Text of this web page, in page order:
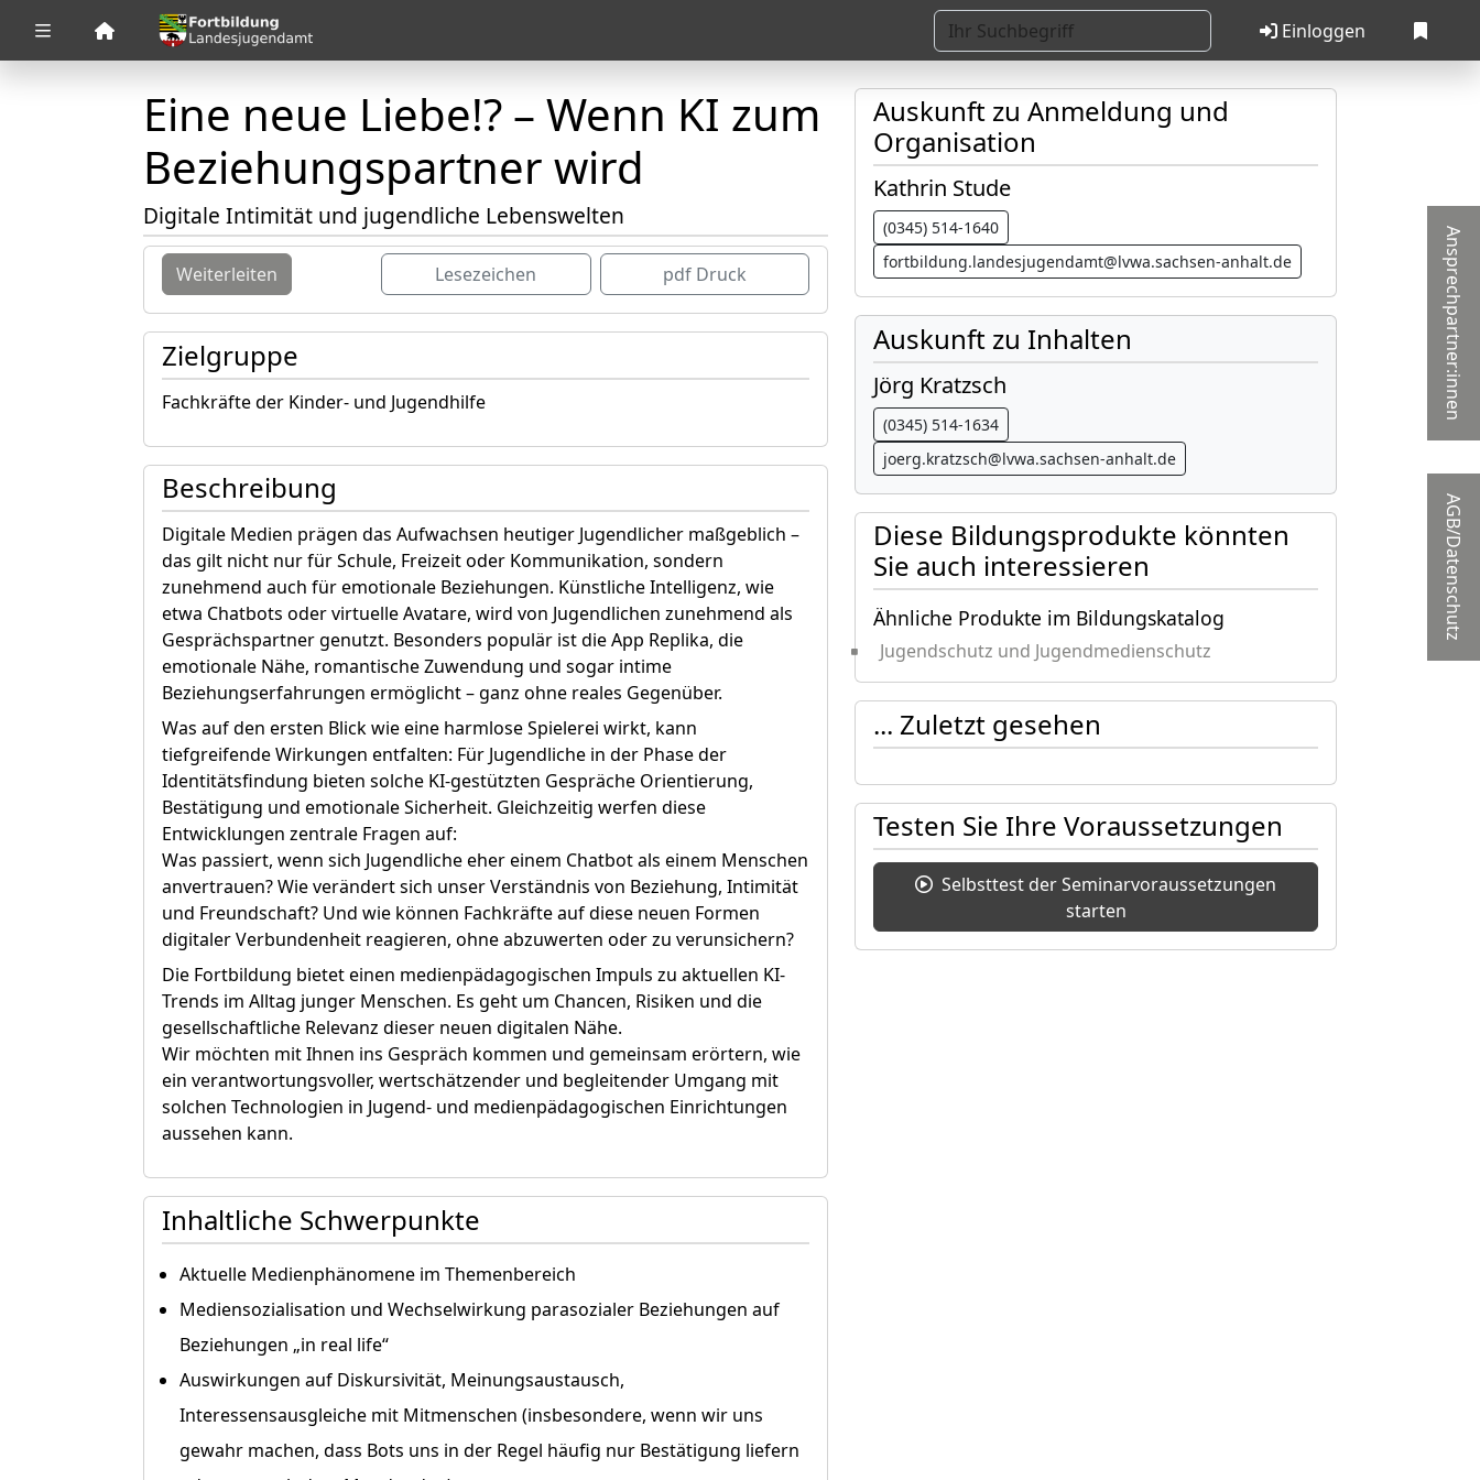
Einloggen
Zuklappen
Ansprechpartner:innen
AGB/Datenschutz
Eine neue Liebe!? – Wenn KI zum
Beziehungspartner wird
Digitale Intimität und jugendliche Lebenswelten
Weiterleiten Lesezeichen pdf Druck
Zielgruppe
Fachkräfte der Kinder- und Jugendhilfe
Beschreibung
Digitale Medien prägen das Aufwachsen heutiger Jugendlicher maßgeblich –
das gilt nicht nur für Schule, Freizeit oder Kommunikation, sondern
zunehmend auch für emotionale Beziehungen. Künstliche Intelligenz, wie
etwa Chatbots oder virtuelle Avatare, wird von Jugendlichen zunehmend als
Gesprächspartner genutzt. Besonders populär ist die App Replika, die
emotionale Nähe, romantische Zuwendung und sogar intime
Beziehungserfahrungen ermöglicht – ganz ohne reales Gegenüber.
Was auf den ersten Blick wie eine harmlose Spielerei wirkt, kann
tiefgreifende Wirkungen entfalten: Für Jugendliche in der Phase der
Identitätsfindung bieten solche KI-gestützten Gespräche Orientierung,
Bestätigung und emotionale Sicherheit. Gleichzeitig werfen diese
Entwicklungen zentrale Fragen auf:
Was passiert, wenn sich Jugendliche eher einem Chatbot als einem Menschen
anvertrauen? Wie verändert sich unser Verständnis von Beziehung, Intimität
und Freundschaft? Und wie können Fachkräfte auf diese neuen Formen
digitaler Verbundenheit reagieren, ohne abzuwerten oder zu verunsichern?
Die Fortbildung bietet einen medienpädagogischen Impuls zu aktuellen KI-
Trends im Alltag junger Menschen. Es geht um Chancen, Risiken und die
gesellschaftliche Relevanz dieser neuen digitalen Nähe.
Wir möchten mit Ihnen ins Gespräch kommen und gemeinsam erörtern, wie
ein verantwortungsvoller, wertschätzender und begleitender Umgang mit
solchen Technologien in Jugend- und medienpädagogischen Einrichtungen
aussehen kann.
Inhaltliche Schwerpunkte
Aktuelle Medienphänomene im Themenbereich
Mediensozialisation und Wechselwirkung parasozialer Beziehungen auf
Beziehungen „in real life“
Auswirkungen auf Diskursivität, Meinungsaustausch,
Interessensausgleiche mit Mitmenschen (insbesondere, wenn wir uns
gewahr machen, dass Bots uns in der Regel häufig nur Bestätigung liefern
Auskunft zu Anmeldung und
Organisation
Kathrin Stude
(0345) 514-1640
fortbildung.landesjugendamt@lvwa.sachsen-anhalt.de
Auskunft zu Inhalten
Jörg Kratzsch
(0345) 514-1634
joerg.kratzsch@lvwa.sachsen-anhalt.de
Diese Bildungsprodukte könnten
Sie auch interessieren
Ähnliche Produkte im Bildungskatalog
Jugendschutz und Jugendmedienschutz
... Zuletzt gesehen
Testen Sie Ihre Voraussetzungen
Selbsttest der Seminarvoraussetzungen
starten